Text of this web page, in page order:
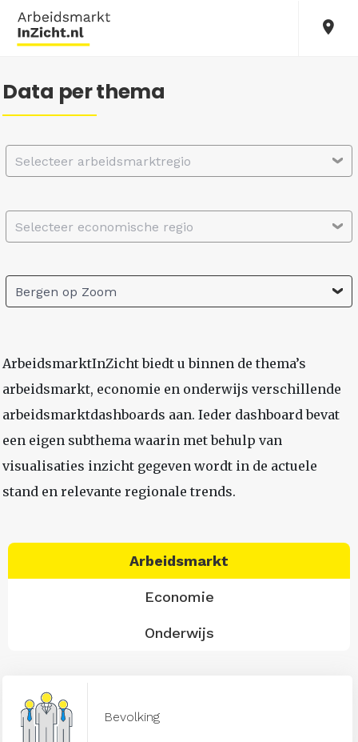
Data per thema
Selecteer arbeidsmarktregio
Selecteer economische regio
Bergen op Zoom
ArbeidsmarktInZicht biedt u binnen de thema’s
arbeidsmarkt, economie en onderwijs verschillende
arbeidsmarktdashboards aan. Ieder dashboard bevat
een eigen subthema waarin met behulp van
visualisaties inzicht gegeven wordt in de actuele
stand en relevante regionale trends.
Arbeidsmarkt
Economie
Onderwijs
Bevolking